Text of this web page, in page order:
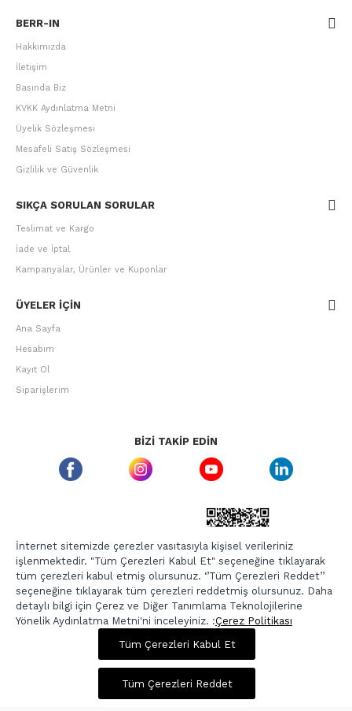
747,00 TL 2.989,00 TL
Sepette %20 İndirim
BERR-IN
Hakkımızda
İletişim
Basında Biz
KVKK Aydınlatma Metni
Üyelik Sözleşmesi
Mesafeli Satış Sözleşmesi
Gizlilik ve Güvenlik
SIKÇA SORULAN SORULAR
Teslimat ve Kargo
İade ve İptal
Kampanyalar, Ürünler ve Kuponlar
ÜYELER IÇIN
Ana Sayfa
Hesabım
Kayıt Ol
Siparişlerim
BIZI TAKIP EDIN
ETBIS GÜVEN DAMGASI
Copyright © 2026, Berr-In.com, Tüm Hakları Saklıdır.
Tüm Çerezleri Kabul Et
İnternet sitemizde çerezler vasıtasıyla kişisel verileriniz
işlenmektedir. "Tüm Çerezleri Kabul Et" seçeneğine tıklayarak
tüm çerezleri kabul etmiş olursunuz. ‘’Tüm Çerezleri Reddet’’
seçeneğine tıklayarak tüm çerezleri reddetmiş olursunuz. Daha
detaylı bilgi için Çerez ve Diğer Tanımlama Teknolojilerine
Yönelik Aydınlatma Metni'ni inceleyiniz. :Çerez Politikası
Tüm Çerezleri Reddet